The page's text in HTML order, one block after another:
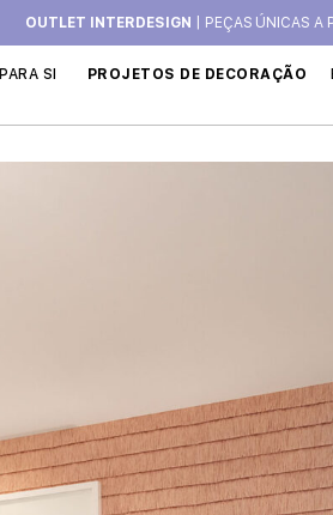
OUTLET INTERDESIGN | PEÇAS ÚNICAS A
PARA SI PROJETOS DE DECORAÇÃO